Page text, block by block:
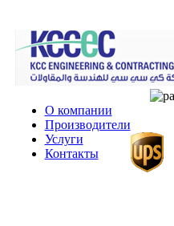
О компании
Производители
Услуги
Контакты